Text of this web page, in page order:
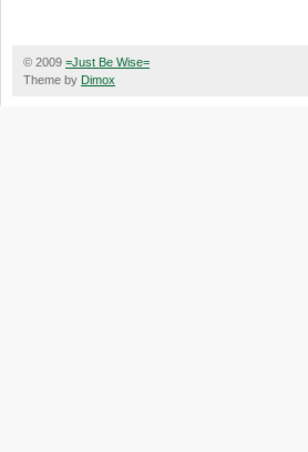
© 2009 =Just Be Wise=
Theme by Dimox